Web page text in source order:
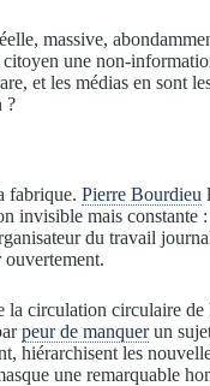
massive,
citoyen une non-
et les médias en sont
?
fabrique. Pierre Bourdieu
invisible mais constante
du travail
ouvertement.
circulation circulaire
peur de manquerun
hiérarchisent les
une remarquable